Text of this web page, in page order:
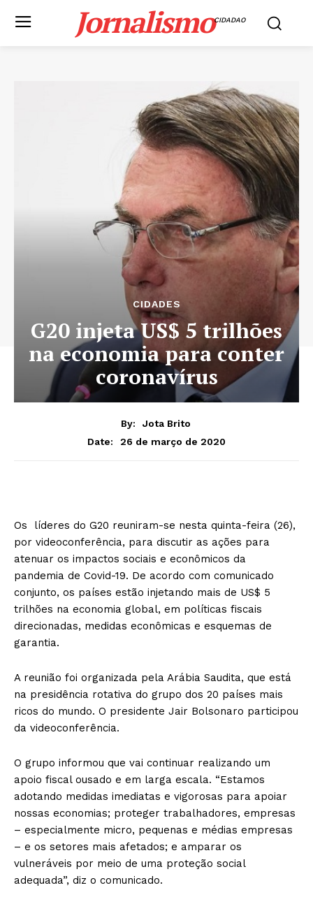
JornalismoCIDADAO
CIDADES
G20 injeta US$ 5 trilhões
na economia para conter
coronavírus
By:
Jota Brito
Date:
26 de março de 2020
Os líderes do G20 reuniram-se nesta quinta-feira (26),
por videoconferência, para discutir as ações para
atenuar os impactos sociais e econômicos da
pandemia de Covid-19. De acordo com comunicado
conjunto, os países estão injetando mais de US$ 5
trilhões na economia global, em políticas fiscais
direcionadas, medidas econômicas e esquemas de
garantia.
A reunião foi organizada pela Arábia Saudita, que está
na presidência rotativa do grupo dos 20 países mais
ricos do mundo. O presidente Jair Bolsonaro participou
da videoconferência.
O grupo informou que vai continuar realizando um
apoio fiscal ousado e em larga escala. “Estamos
adotando medidas imediatas e vigorosas para apoiar
nossas economias; proteger trabalhadores, empresas
– especialmente micro, pequenas e médias empresas
– e os setores mais afetados; e amparar os
vulneráveis por meio de uma proteção social
adequada”, diz o comunicado.